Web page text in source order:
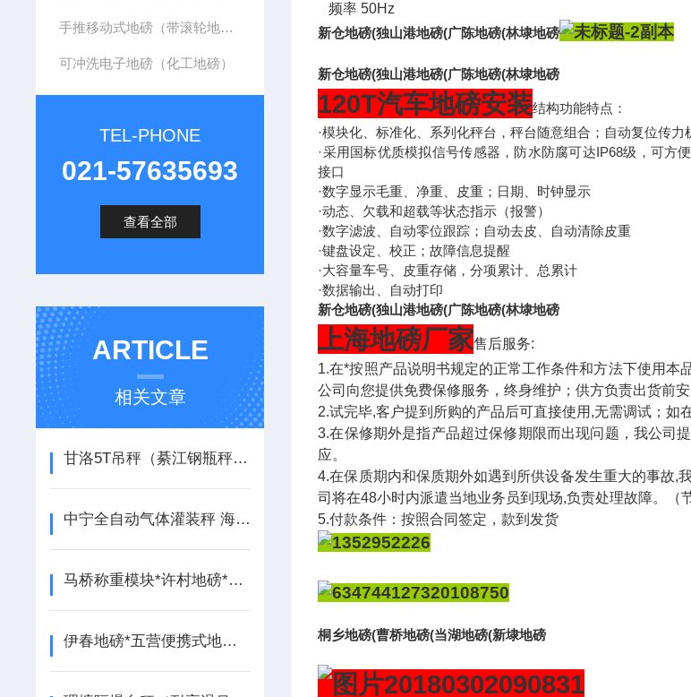
手推移动式地磅（带滚轮地磅）
可冲洗电子地磅（化工地磅）
TEL-PHONE
021-57635693
查看全部
ARTICLE
相关文章
甘洛5T吊秤（綦江钢瓶秤）北碚150吨汽车衡
中宁全自动气体灌装秤 海原液化气灌装秤 中卫防爆气体灌装秤
马桥称重模块*许村地磅*乾元电子秤*梅溪称重模块
伊春地磅*五营便携式地磅*新青无人值守汽车衡
频率 50Hz
新仓地磅(独山港地磅(广陈地磅(林埭地磅
新仓地磅(独山港地磅(广陈地磅(林埭地磅
120T汽车地磅安装结构功能特点：
·模块化、标准化、系列化秤台，秤台随意组合；自动复位传
·采用国标优质模拟信号传感器，防水防腐可达IP68级，可方
接口
·数字显示毛重、净重、皮重；日期、时钟显示
·动态、欠载和超载等状态指示（报警）
·数字滤波、自动零位跟踪；自动去皮、自动清除皮重
·键盘设定、校正；故障信息提醒
·大容量车号、皮重存储，分项累计、总累计
·数据输出、自动打印
新仓地磅(独山港地磅(广陈地磅(林埭地磅
上海地磅厂家售后服务:
1.在*按照产品说明书规定的正常工作条件和方法下使用
公司向您提供免费保修服务，终身维护；供方负责出货前安
2.试完毕,客户提到所购的产品后可直接使用,无需调试；
3.在保修期外是指产品超过保修期限而出现问题，我公司
应。
4.在保质期内和保质期外如遇到所供设备发生重大的事故,
司将在48小时内派遣当地业务员到现场,负责处理故障。（
5.付款条件：按照合同签定，款到发货
桐乡地磅(曹桥地磅(当湖地磅(新埭地磅